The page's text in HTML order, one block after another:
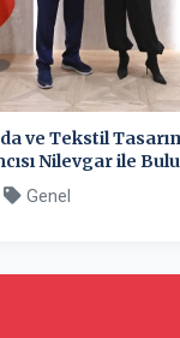
ve Tekstil
Nilevgar ile
Genel